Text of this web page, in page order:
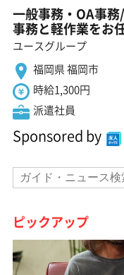
一般事務・OA事
事務と軽作業をお
ユースグループ
福岡県 福岡市
時給1,300円
派遣社員
Sponsored by
ピックアップ